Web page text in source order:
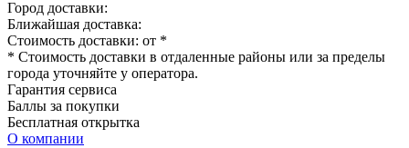
Город доставки:
Ближайшая доставка:
Стоимость доставки: от *
* Стоимость доставки в отдаленные районы или за пределы
города уточняйте у оператора.
Гарантия сервиса
Баллы за покупки
Бесплатная открытка
О компании